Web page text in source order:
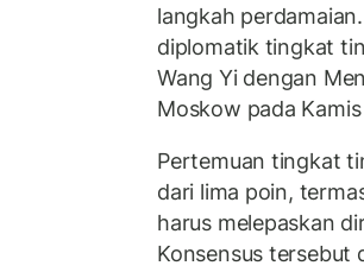
langkah
diplomatik tingkat
Wang Yi dengan
Moskow pada
Pertemuan tingkat
dari lima poin,
harus melepaskan
Konsensus tersebut